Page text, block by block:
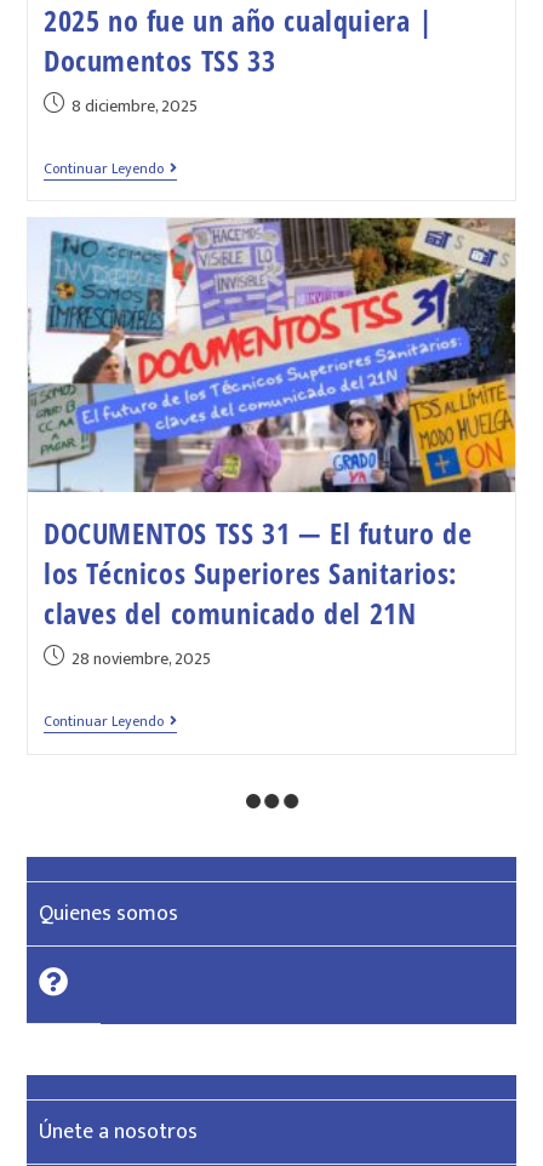
2025 no fue un año cualquiera |
Documentos TSS 33
8 diciembre, 2025
Continuar Leyendo
DOCUMENTOS TSS 31 — El futuro de
los Técnicos Superiores Sanitarios:
claves del comunicado del 21N
28 noviembre, 2025
Continuar Leyendo
Quienes somos
Únete a nosotros